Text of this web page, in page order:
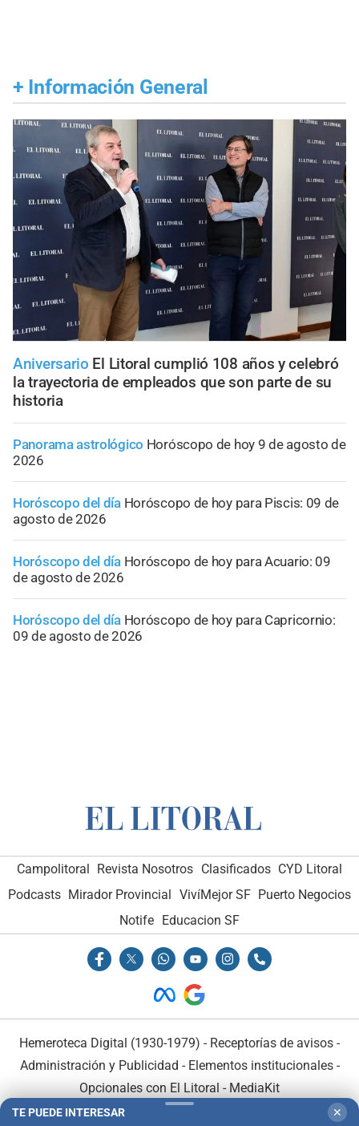
+ Información General
Aniversario El Litoral cumplió 108 años y celebró
la trayectoria de empleados que son parte de su
historia
Panorama astrológico Horóscopo de hoy 9 de agosto de
2026
Horóscopo del día Horóscopo de hoy para Piscis: 09 de
agosto de 2026
Horóscopo del día Horóscopo de hoy para Acuario: 09
de agosto de 2026
Horóscopo del día Horóscopo de hoy para Capricornio:
09 de agosto de 2026
Campolitoral Revista Nosotros Clasificados CYD Litoral
Podcasts Mirador Provincial VivíMejor SF Puerto Negocios
Notife Educacion SF
Hemeroteca Digital (1930-1979) - Receptorías de avisos -
Administración y Publicidad - Elementos institucionales-
Opcionales con El Litoral - MediaKit
TE PUEDE INTERESAR ✕